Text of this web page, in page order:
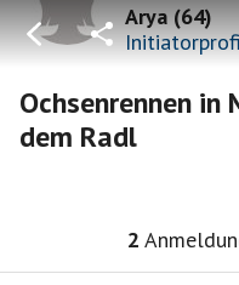
Arya(64)
Ochsenrennen
dem Radl
2